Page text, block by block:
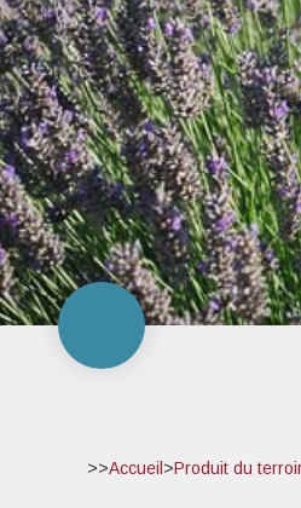
>>Accueil >Produit du